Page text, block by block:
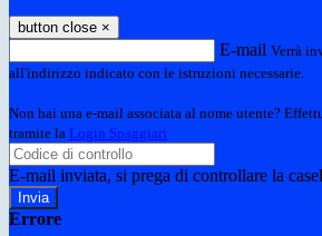
button close ×
E-mail Verrà
all'indirizzo indicato con le istruzioni necessarie.
Non hai una e-mail associata al nome utente?
tramite la Login Spaggiari
E-mail inviata, si prega di controllare la
Errore